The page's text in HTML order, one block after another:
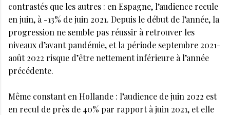
contrastés que les autres : en Espagne, l’audience recule
en juin, à -13% de juin 2021. Depuis le début de l’année, la
progression ne semble pas réussir à retrouver les
niveaux d’avant pandémie, et la période septembre 2021-
août 2022 risque d’être nettement inférieure à l’année
précédente.
Même constant en Hollande : l’audience de juin 2022 est
en recul de près de 40% par rapport à juin 2021, et elle